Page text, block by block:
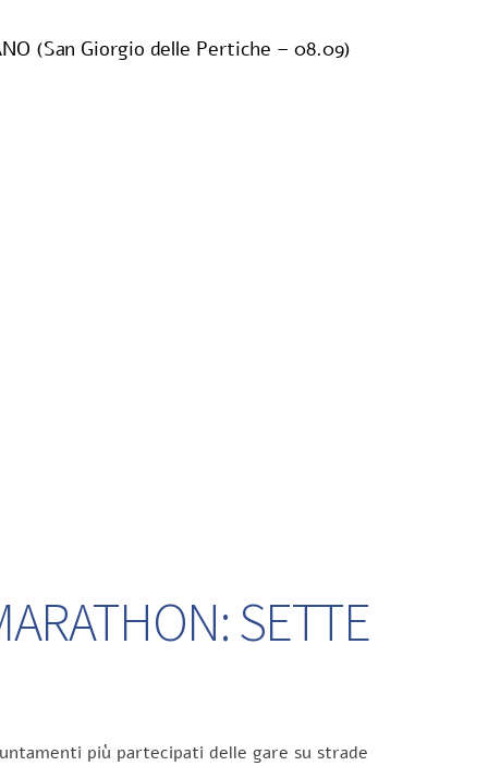
(San Giorgio delle Pertiche – 08.09)
SETTE
più partecipati delle gare su strade